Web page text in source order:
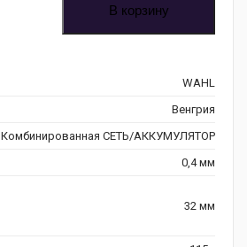
В корзину
WAHL
Венгрия
Комбинированная СЕТЬ/АККУМУЛЯТОР
0,4 мм
32 мм